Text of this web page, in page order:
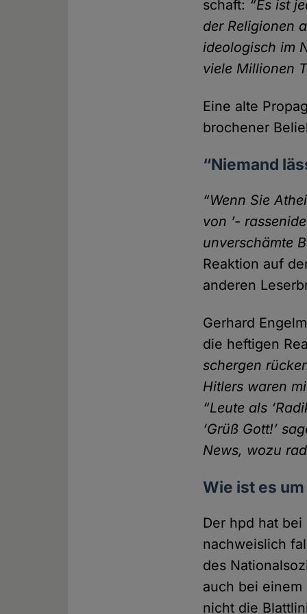
schaft: “Es ist
der Religionen
ideologisch im
viele Millionen
Eine alte
brochener
“Niemand
“Wenn Sie
von ’-
unver­schämte
Reaktion auf
anderen
Gerhard
die heftigen
schergen
Hitlers waren
“Leute als
‘Grüß Gott!’
News, wozu
Wie ist es
Der hpd hat
nachweislich
des
auch bei einem
nicht die